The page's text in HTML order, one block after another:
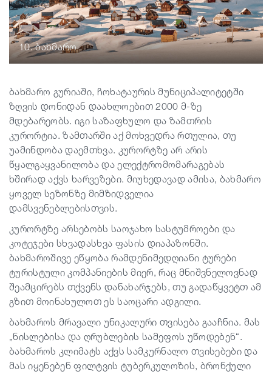
10. ბახმარო
ბახმარო გურიაში, ჩოხატაურის მუნიციპალიტეტში
ზღვის დონიდან დაახლოებით 2000 მ-ზე
მდებარეობს. იგი საზაფხულო და ზამთრის
კურორტია. ზამთარში აქ მოხვედრა რთულია, თუ
უამინდობა დაემთხვა. კურორტზე არ არის
წყალგაყვანილობა და ელექტრომომარაგებას
ხშირად აქვს ხარვეზები. მიუხედავად ამისა, ბახმარო
ყოველ სეზონზე მიმზიდველია
დამსვენებლებისთვის.
კურორტზე არსებობს საოჯახო სასტუმროები და
კოტეჯები სხვადასხვა ფასის დიაპაზონში.
ბახმაროშივე ეწყობა რამდენიმედღიანი ტურები
ტურისტული კომპანიების მიერ, რაც მნიშვნელოვნად
შეამცირებს თქვენს დანახარჯებს, თუ გადაწყვეტთ ამ
გზით მოინახულოთ ეს საოცარი ადგილი.
ბახმაროს მრავალი უნიკალური თვისება გააჩნია. მას
„ნისლებისა და ღრუბლების სამეფოს უწოდებენ“.
ბახმაროს კლიმატს აქვს სამკურნალო თვისებები და
მას იყენებენ ფილტვის ტუბერკულოზის, ბრონქული